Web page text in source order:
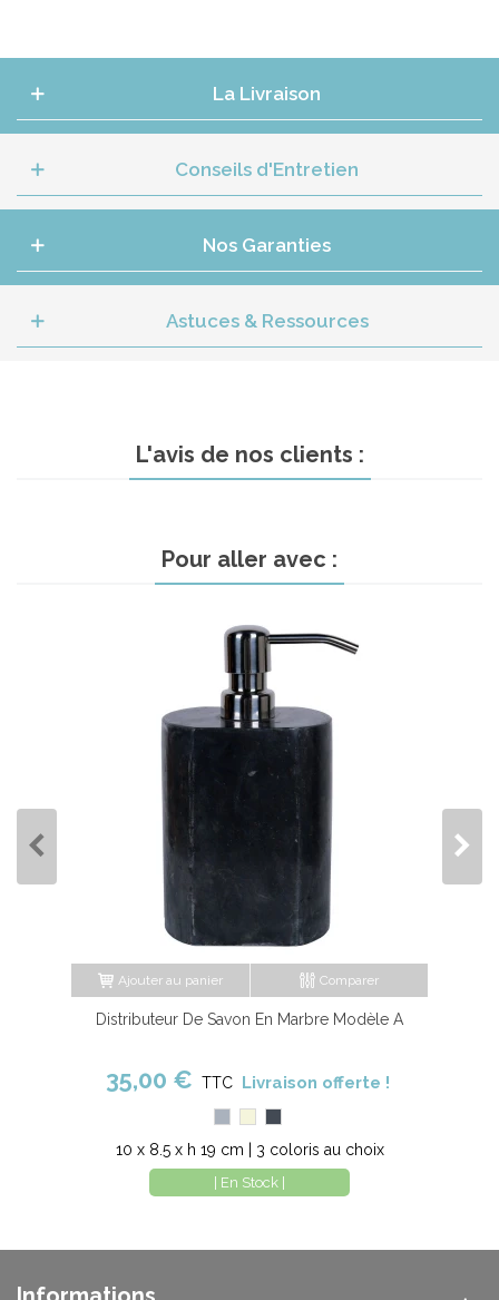
La Livraison
Conseils d'Entretien
Nos Garanties
Astuces & Ressources
L'avis de nos clients :
Pour aller avec :
Ajouter au panier Comparer
Distributeur De Savon En Marbre Modèle A
35,00 € TTC Livraison offerte !
10 x 8.5 x h 19 cm | 3 coloris au choix
| En Stock |